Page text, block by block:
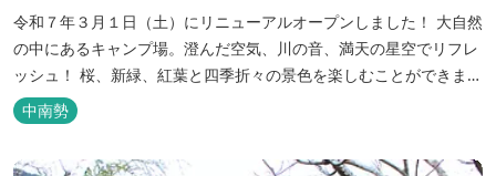
令和７年３月１日（土）にリニューアルオープンしました！ 大自然
の中にあるキャンプ場。澄んだ空気、川の音、満天の星空でリフレ
ッシュ！ 桜、新緑、紅葉と四季折々の景色を楽しむことができま
す。 紀勢自動車道「大宮大台Ic」から車で約10分と好アクセス！
今年の営業は１２月１４日（日）までです！来年は３月１日（日）
からの営業となりますのでよろしくお願いします！ ソロサイト・オ
中南勢